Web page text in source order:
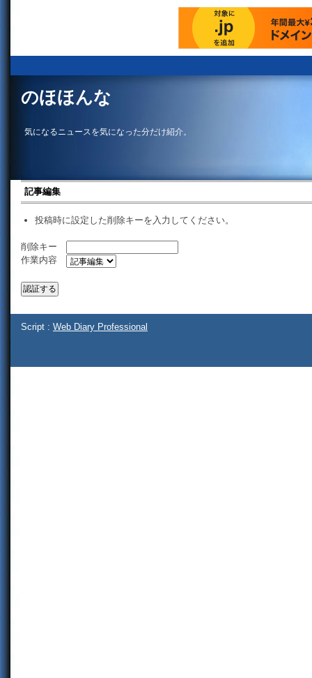
のほほんな
気になるニュースを気になった分だけ紹介。
記事編集
投稿時に設定した削除キーを入力してください。
削除キー
作業内容
Script : Web Diary Professional